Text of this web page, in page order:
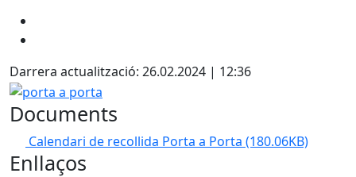
Darrera actualització: 26.02.2024 | 12:36
porta a porta
Documents
Calendari de recollida Porta a Porta (180.06KB)
Enllaços